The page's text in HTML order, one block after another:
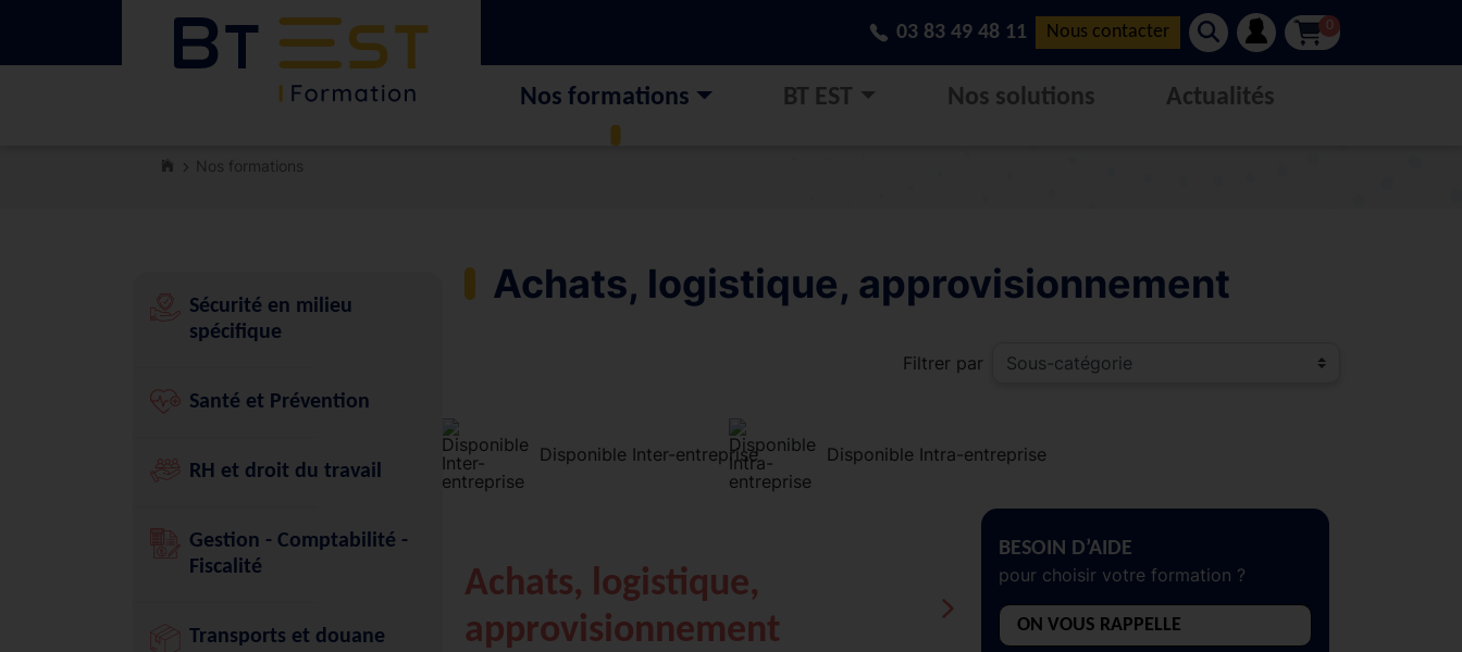
03 83 49 48 11 Nous contacter 0
Nos formations BT EST Nos solutions Actualités
Nos formations
Achats, logistique, approvisionnement
Filtrer par
Disponible Inter-entreprise Disponible Intra-entreprise
Achats, logistique,
approvisionnement
BESOIN D’AIDE
pour choisir votre formation ?
ON VOUS RAPPELLE
Sécurité en milieu
spécifique
Santé et Prévention
RH et droit du travail
Gestion - Comptabilité -
Fiscalité
Transports et douane